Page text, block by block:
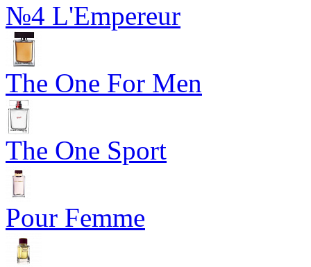
№4 L'Empereur
The One For Men
The One Sport
Pour Femme